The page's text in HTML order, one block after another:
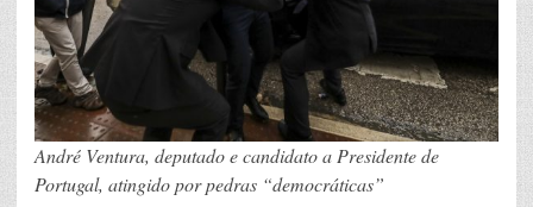
André Ventura, deputado e candidato a Presidente de
Portugal, atingido por pedras “democráticas”